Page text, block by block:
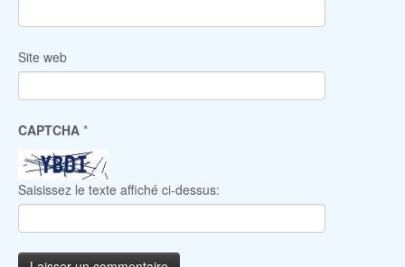
Site web
CAPTCHA *
Saisissez le texte affiché ci-dessus: